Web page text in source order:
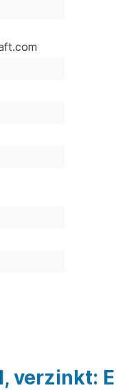
verzinkt: